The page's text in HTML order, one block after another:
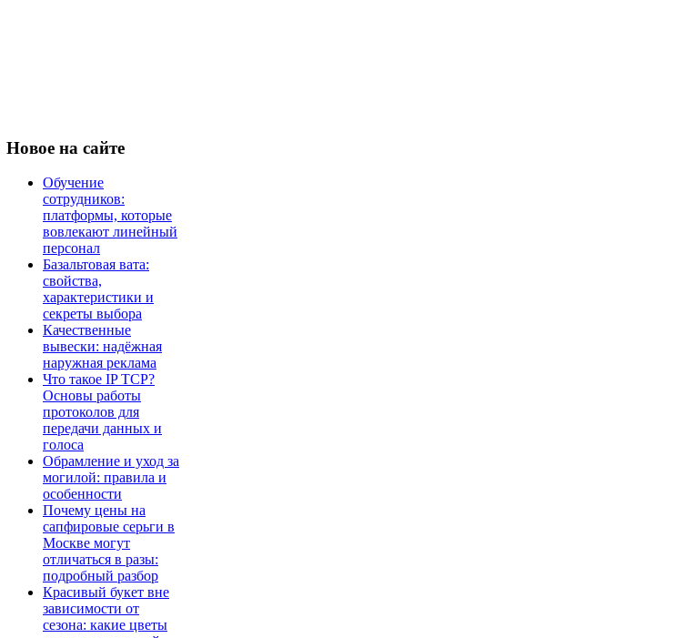
Новое на сайте
Обучение
сотрудников:
платформы, которые
вовлекают линейный
персонал
Базальтовая вата:
свойства,
характеристики и
секреты выбора
Качественные
вывески: надёжная
наружная реклама
Что такое IP TCP?
Основы работы
протоколов для
передачи данных и
голоса
Обрамление и уход за
могилой: правила и
особенности
Почему цены на
сапфировые серьги в
Москве могут
отличаться в разы:
подробный разбор
Красивый букет вне
зависимости от
сезона: какие цветы